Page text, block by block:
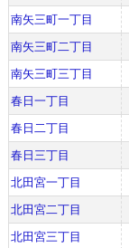
南矢三町一丁目
南矢三町二丁目
南矢三町三丁目
春日一丁目
春日二丁目
春日三丁目
北田宮一丁目
北田宮二丁目
北田宮三丁目